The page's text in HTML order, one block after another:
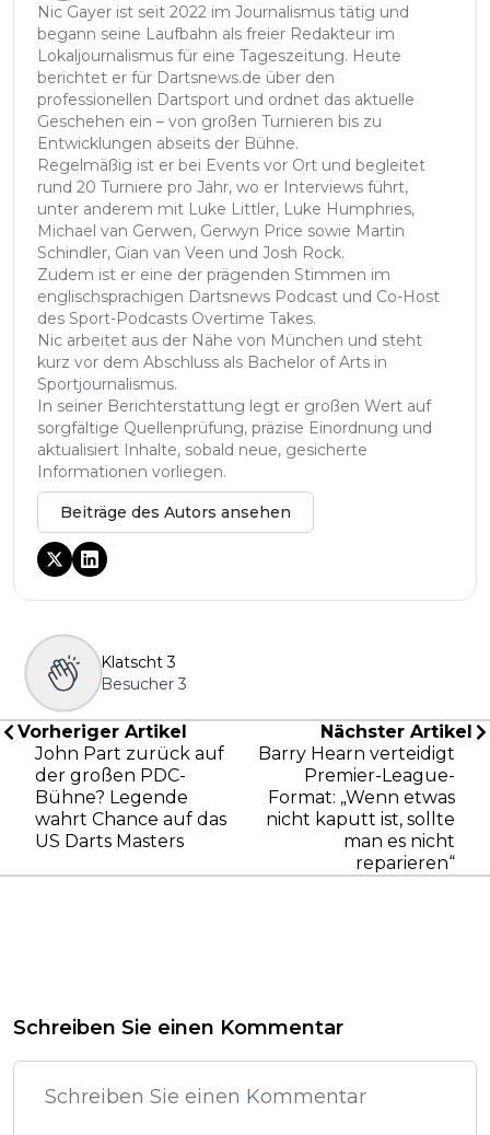
Nic Gayer ist seit 2022 im Journalismus tätig und
begann seine Laufbahn als freier Redakteur im
Lokaljournalismus für eine Tageszeitung. Heute
berichtet er für Dartsnews.de über den
professionellen Dartsport und ordnet das aktuelle
Geschehen ein – von großen Turnieren bis zu
Entwicklungen abseits der Bühne.
Regelmäßig ist er bei Events vor Ort und begleitet
rund 20 Turniere pro Jahr, wo er Interviews führt,
unter anderem mit Luke Littler, Luke Humphries,
Michael van Gerwen, Gerwyn Price sowie Martin
Schindler, Gian van Veen und Josh Rock.
Zudem ist er eine der prägenden Stimmen im
englischsprachigen Dartsnews Podcast und Co-Host
des Sport-Podcasts Overtime Takes.
Nic arbeitet aus der Nähe von München und steht
kurz vor dem Abschluss als Bachelor of Arts in
Sportjournalismus.
In seiner Berichterstattung legt er großen Wert auf
sorgfältige Quellenprüfung, präzise Einordnung und
aktualisiert Inhalte, sobald neue, gesicherte
Informationen vorliegen.
Beiträge des Autors ansehen
Klatscht 3
Besucher 3
Vorheriger Artikel
John Part zurück auf
der großen PDC-
Bühne? Legende
wahrt Chance auf das
US Darts Masters
Nächster Artikel
Barry Hearn verteidigt
Premier-League-
Format: „Wenn etwas
nicht kaputt ist, sollte
man es nicht
reparieren“
Schreiben Sie einen Kommentar